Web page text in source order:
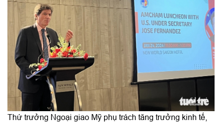
Thứ trưởng Ngoại giao Mỹ phụ trách tăng trưởng kinh tế,